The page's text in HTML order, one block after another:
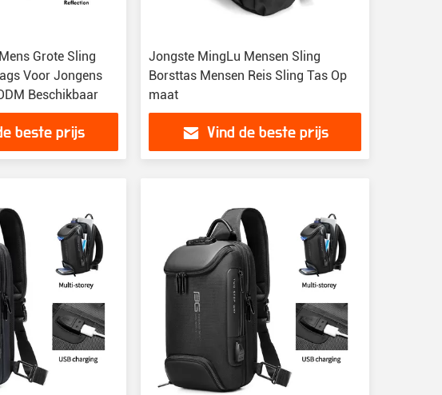
Grote Sling
Voor Jongens
Beschikbaar
beste prijs
Jongste MingLu Mensen Sling
Borsttas Mensen Reis Sling Tas Op
maat
Vind de beste prijs